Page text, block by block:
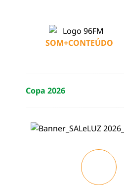
SOM+CONTEÚDO
Copa 2026